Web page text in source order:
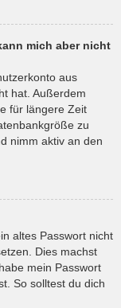
mich aber nicht
aus
hat. Außerdem
für längere Zeit
zu
nimm aktiv an den
altes Passwort nicht
Dies machst
mein Passwort
So solltest du dich